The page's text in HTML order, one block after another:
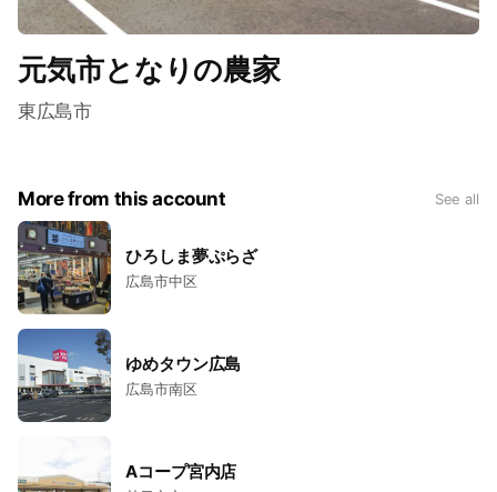
元気市となりの農家
東広島市
More from this account See all
ひろしま夢ぷらざ
広島市中区
ゆめタウン広島
広島市南区
Aコープ宮内店